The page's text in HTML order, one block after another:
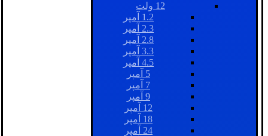
12 ولت
1.2 آمپر
2.3 آمپر
2.8 آمپر
3.3 آمپر
4.5 آمپر
5 آمپر
7 آمپر
9 آمپر
12 آمپر
18 آمپر
24 آمپر